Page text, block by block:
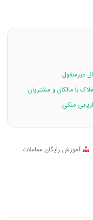
غيرمنقول
با مالکان و مشتریان
ملکی
آموزش رایگان معاملات